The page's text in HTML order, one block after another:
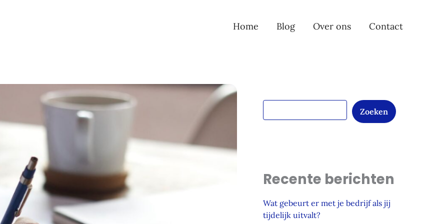
Home Blog Over ons Contact
Zoeken
Recente berichten
Wat gebeurt er met je bedrijf als jij
tijdelijk uitvalt?